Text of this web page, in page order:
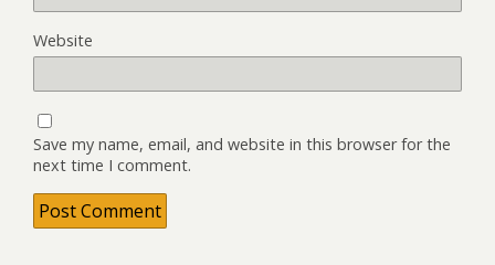
Website
Save my name, email, and website in this browser for the
next time I comment.